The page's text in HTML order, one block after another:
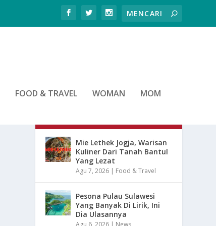
FOOD & TRAVEL WOMAN MOM
Mie Lethek Jogja, Warisan
Kuliner Dari Tanah Bantul
Yang Lezat
Agu 7, 2026 | Food & Travel
Pesona Pulau Sulawesi
Yang Banyak Di Lirik, Ini
Dia Ulasannya